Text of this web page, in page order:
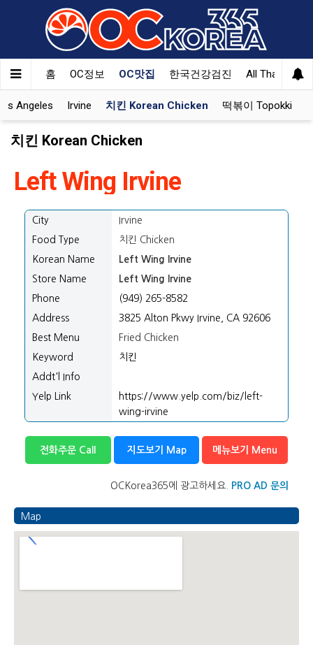
홈 OC정보 OC맛집 한국건강검진 All That Korea
Angeles Irvine 치킨 Korean Chicken 떡볶이 Topokki
치킨 Korean Chicken
Left Wing Irvine
City
Irvine
Food Type
치킨 Chicken
Korean Name
Left Wing Irvine
Store Name
Left Wing Irvine
Phone
(949) 265-8582
Address
3825 Alton Pkwy Irvine, CA 92606
Best Menu
Fried Chicken
Keyword
치킨
Addt'l Info
Yelp Link
https://www.yelp.com/biz/left-
wing-irvine
전화주문 Call 지도보기 Map 메뉴보기 Menu
OCKorea365에 광고하세요. PRO AD 문의
Map